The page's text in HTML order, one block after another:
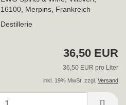
16100, Merpins, Frankreich
Destillerie
36,50 EUR
36,50 EUR pro Liter
inkl. 19% MwSt. zzgl. Versand